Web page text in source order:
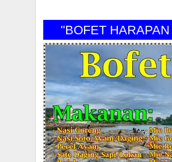
"BOFET